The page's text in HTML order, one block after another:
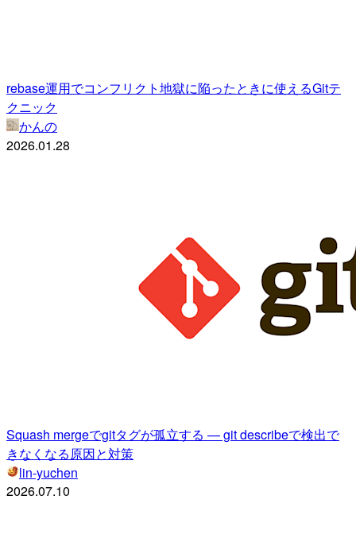
rebase運用でコンフリクト地獄に陥ったときに使えるGitテ
クニック
かんの
2026.01.28
Squash mergeでgitタグが孤立する — git describeで検出で
きなくなる原因と対策
lin-yuchen
2026.07.10